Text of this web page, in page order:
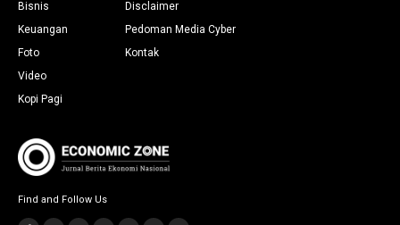
Bisnis
Keuangan
Foto
Video
Kopi Pagi
Disclaimer
Pedoman Media Cyber
Kontak
Find and Follow Us